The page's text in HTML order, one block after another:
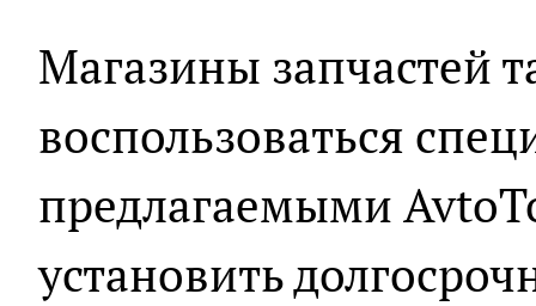
Магазины запчастей
воспользоваться
предлагаемыми
установить